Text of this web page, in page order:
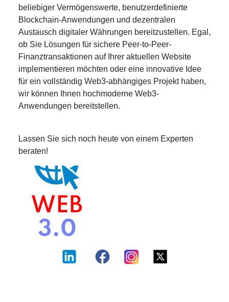
beliebiger Vermögenswerte, benutzerdefinierte
Blockchain-Anwendungen und dezentralen
Austausch digitaler Währungen bereitzustellen. Egal,
ob Sie Lösungen für sichere Peer-to-Peer-
Finanztransaktionen auf Ihrer aktuellen Website
implementieren möchten oder eine innovative Idee
für ein vollständig Web3-abhängiges Projekt haben,
wir können Ihnen hochmoderne Web3-
Anwendungen bereitstellen.
Lassen Sie sich noch heute von einem Experten
beraten!